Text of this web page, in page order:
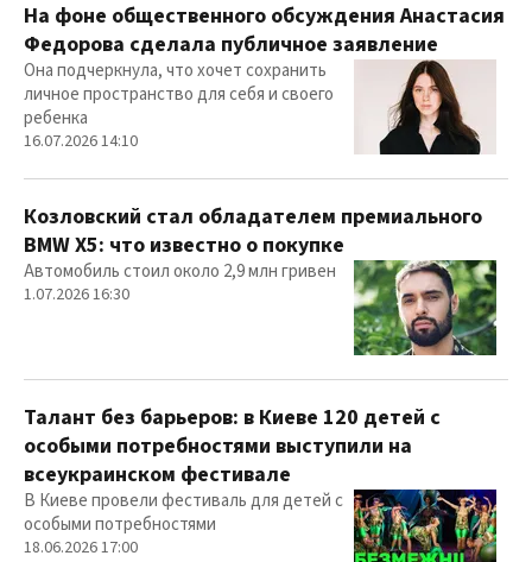
На фоне общественного обсуждения Анастасия
Федорова сделала публичное заявление
Она подчеркнула, что хочет сохранить
личное пространство для себя и своего
ребенка
16.07.2026 14:10
Козловский стал обладателем премиального
BMW X5: что известно о покупке
Автомобиль стоил около 2,9 млн гривен
1.07.2026 16:30
Талант без барьеров: в Киеве 120 детей с
особыми потребностями выступили на
всеукраинском фестивале
В Киеве провели фестиваль для детей с
особыми потребностями
18.06.2026 17:00